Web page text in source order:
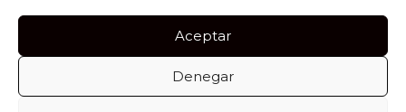
Aceptar
Denegar